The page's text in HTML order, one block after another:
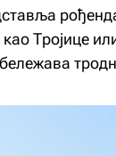
Тројице